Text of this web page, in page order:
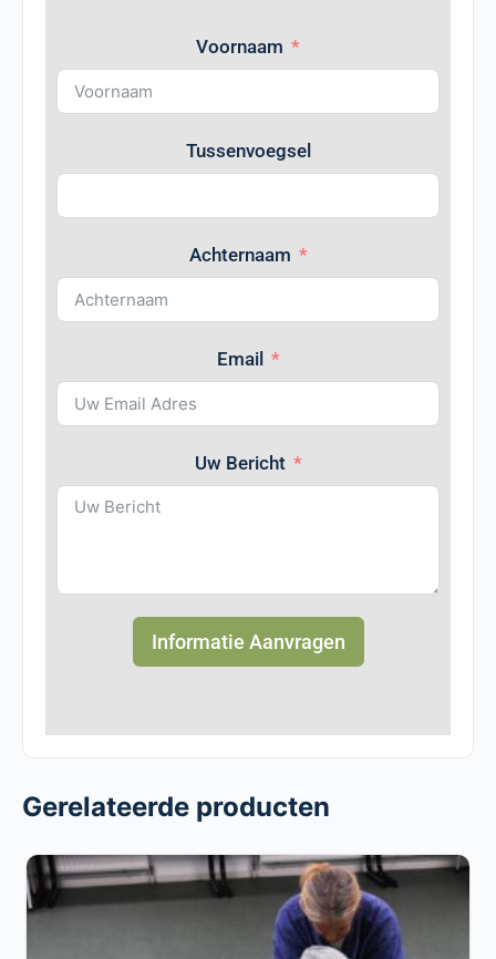
Voornaam
Tussenvoegsel
Achternaam
Email
Uw Bericht
Informatie Aanvragen
Gerelateerde producten